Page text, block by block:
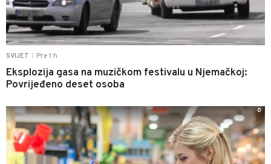
SVIJET Pre 1 h
Eksplozija gasa na muzičkom festivalu u Njemačkoj:
Povrijeđeno deset osoba
0